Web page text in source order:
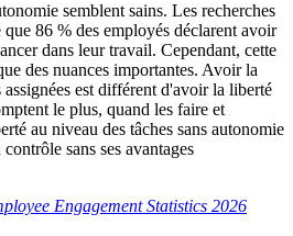
semblent sains. Les recherches
86 % des employés déclarent avoir
dans leur travail. Cependant, cette
des nuances importantes. Avoir la
est différent d'avoir la liberté
le plus, quand les faire et
au niveau des tâches sans autonomie
sans ses avantages
Engagement Statistics 2026